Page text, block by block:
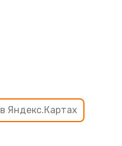
в Яндекс.Картах